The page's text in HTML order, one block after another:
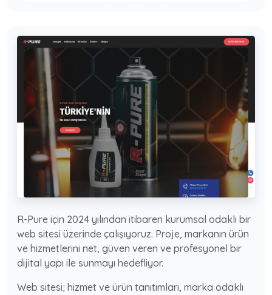
R-Pure için 2024 yılından itibaren kurumsal odaklı bir
web sitesi üzerinde çalışıyoruz. Proje, markanın ürün
ve hizmetlerini net, güven veren ve profesyonel bir
dijital yapı ile sunmayı hedefliyor.
Web sitesi; hizmet ve ürün tanıtımları, marka odaklı